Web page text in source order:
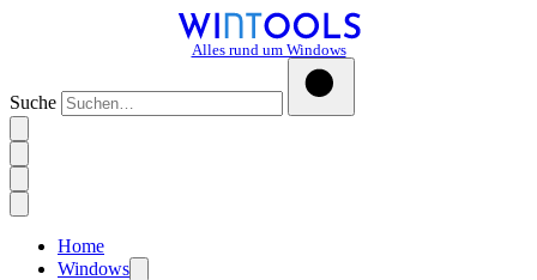
Alles rund um Windows
Suche
Home
Windows